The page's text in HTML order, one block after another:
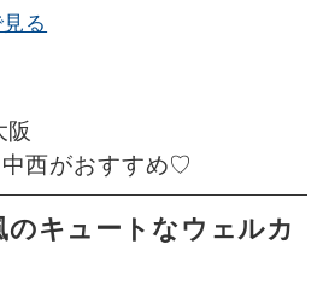
る
阪
西がおすすめ♡
キュートなウェルカ